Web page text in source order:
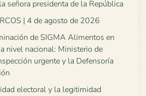
señora presidenta de la República
| 4 de agosto de 2026
de SIGMA Alimentos en
nivel nacional: Ministerio de
urgente y la Defensoría
electoral y la legitimidad